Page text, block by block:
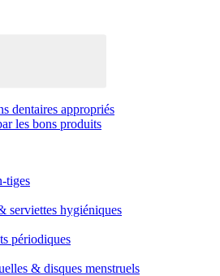
dentaires appropriés
les bons produits
tiges
serviettes hygiéniques
périodiques
& disques menstruels